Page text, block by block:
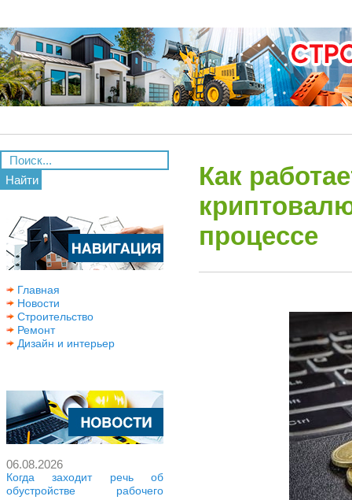
Найти
Главная
Новости
Строительство
Ремонт
Дизайн и интерьер
06.08.2026
Когда заходит речь об
обустройстве рабочего
Как
процессе